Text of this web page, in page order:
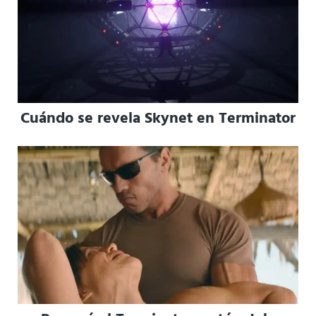
Cuándo se revela Skynet en Terminator